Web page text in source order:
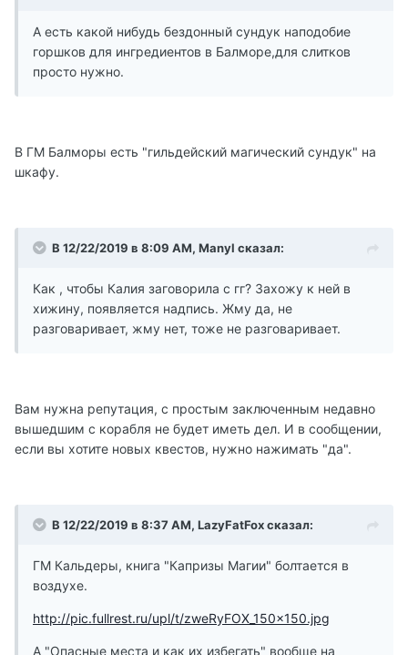
А есть какой нибудь бездонный сундук наподобие
горшков для ингредиентов в Балморе,для слитков
просто нужно.
В ГМ Балморы есть "гильдейский магический сундук" на
шкафу.
В 12/22/2019 в 8:09 AM, Manyl сказал:
Как , чтобы Калия заговорила с гг? Захожу к ней в
хижину, появляется надпись. Жму да, не
разговаривает, жму нет, тоже не разговаривает.
Вам нужна репутация, с простым заключенным недавно
вышедшим с корабля не будет иметь дел. И в сообщении,
если вы хотите новых квестов, нужно нажимать "да".
В 12/22/2019 в 8:37 AM, LazyFatFox сказал:
ГМ Кальдеры, книга "Капризы Магии" болтается в
воздухе.
http://pic.fullrest.ru/upl/t/zweRyFOX_150x150.jpg
А "Опасные места и как их избегать" вообще на